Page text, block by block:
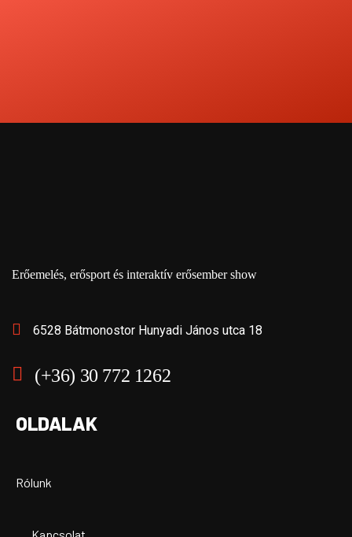
Erőemelés, erősport és interaktív erősember show
6528 Bátmonostor Hunyadi János utca 18
(+36) 30 772 1262
OLDALAK
Rólunk